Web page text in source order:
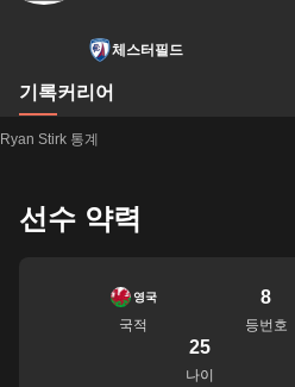
체스터필드
기록커리어
Ryan Stirk 통계
선수 약력
영국
국적
8
등번호
25
나이